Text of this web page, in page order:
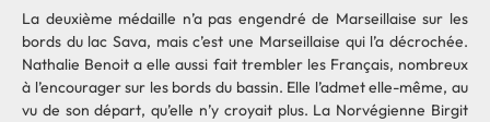
La deuxième médaille n’a pas engendré de Marseillaise sur les
bords du lac Sava, mais c’est une Marseillaise qui l’a décrochée.
Nathalie Benoit a elle aussi fait trembler les Français, nombreux
à l’encourager sur les bords du bassin. Elle l’admet elle-même, au
vu de son départ, qu’elle n’y croyait plus. La Norvégienne Birgit